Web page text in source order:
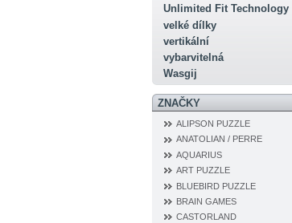
Unlimited Fit Technology
velké dílky
vertikální
vybarvitelná
Wasgij
ZNAČKY
ALIPSON PUZZLE
ANATOLIAN / PERRE
AQUARIUS
ART PUZZLE
BLUEBIRD PUZZLE
BRAIN GAMES
CASTORLAND